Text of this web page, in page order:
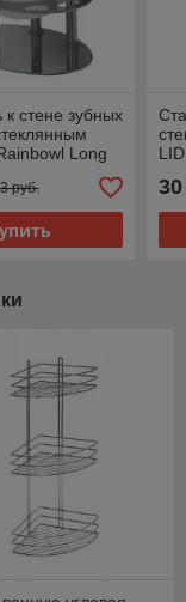
стене зубных
Long
руб. 30